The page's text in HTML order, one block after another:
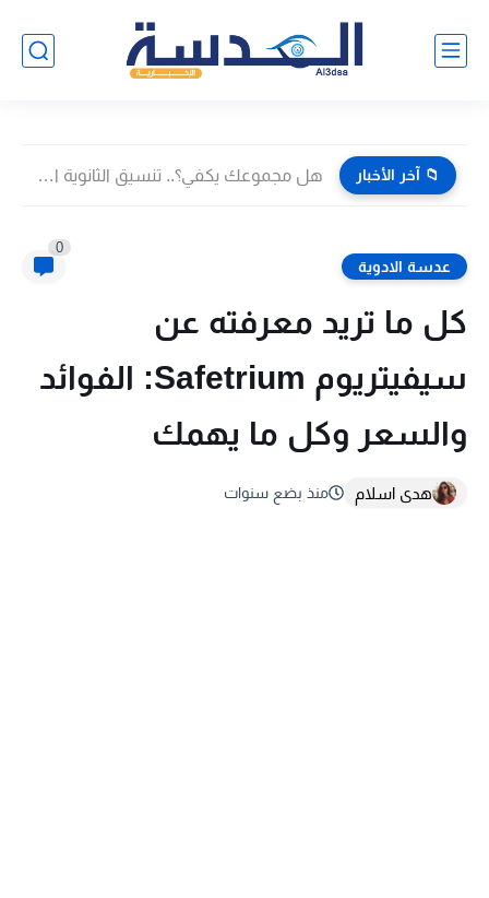
📁 آخر الأخبار هل مجموعك يكفي؟.. تنسيق الثانوية العامة 2026 في الدقهلية بعد...
عدسة الادوية
0
كل ما تريد معرفته عن
سيفيتريوم Safetrium: الفوائد
والسعر وكل ما يهمك
هدى اسلام منذ بضع سنوات